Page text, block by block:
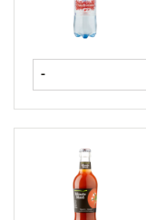
-